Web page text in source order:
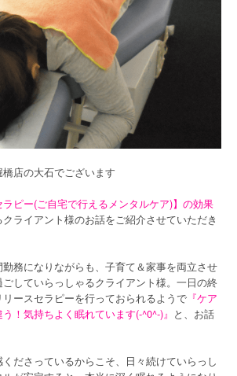
店の大石でございます
ラピー(ご自宅で行えるメンタルケア)】の効果
ライアント様のお話をご紹介させていただき
務になりながらも、子育て＆家事を両立させ
していらっしゃるクライアント様。一日の終
ースセラピーを行っておられるようで 『ケア
！気持ちよく眠れています(-^0^-)』 と、お話
ださっているからこそ、日々続けていらっし